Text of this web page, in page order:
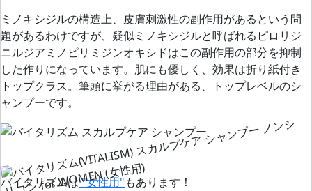
ミノキシジルの構造上、皮膚刺激性の副作用があるという問
題があるわけですが、疑似ミノキシジルと呼ばれるピロリジ
ニルジアミノピリミジンオキシドはこの副作用の部分を抑制
した作りになっています。肌にも優しく、効果は折り紙付き
トップクラス。筆頭に挙がる理由がある、トップレベルのシ
ャンプーです。
バイタリズムは"女性用"もあります！